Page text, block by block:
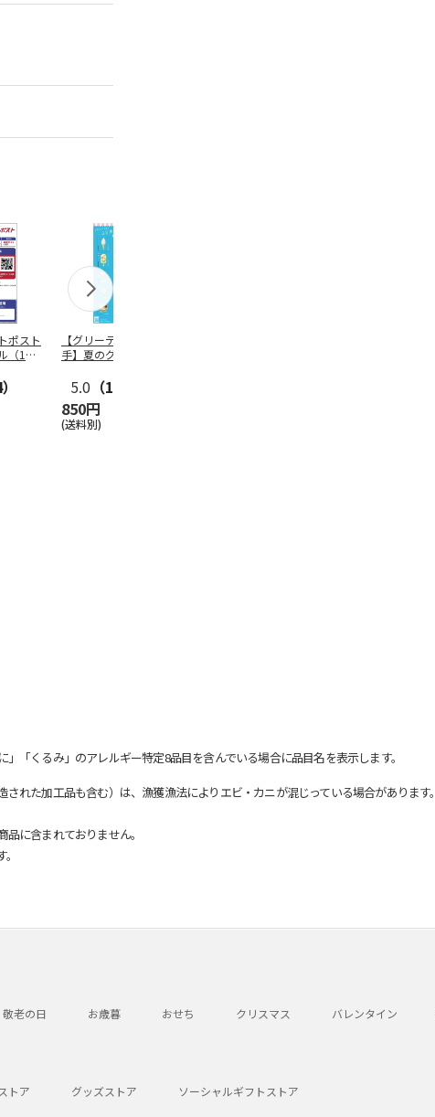
ポスト
（1個
【グリーティング切
手】夏のグリーティ
5.0 （10）
850円
(送料別)
「くるみ」のアレルギー特定8品目を含んでいる場合に品目名を表示します。
れた加工品も含む）は、漁獲漁法によりエビ・カニが混じっている場合がありま
に含まれておりません。
敬老の日 お歳暮 おせち クリスマス バレンタイン
トア グッズストア ソーシャルギフトストア